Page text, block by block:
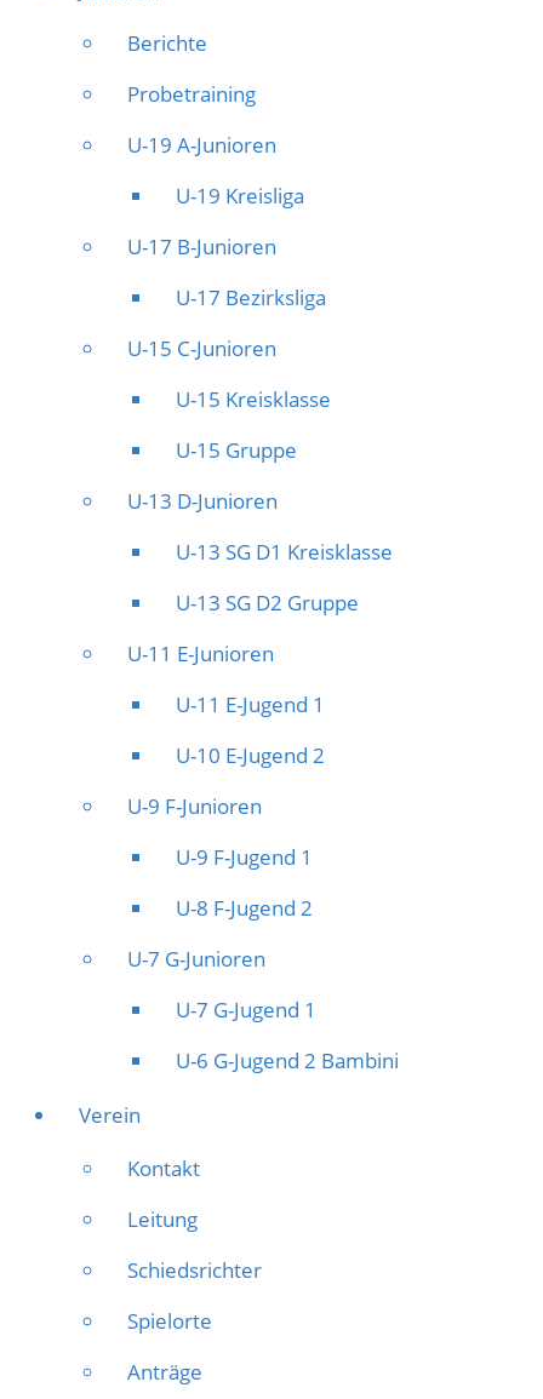
Berichte
Probetraining
U-19 A-Junioren
U-19 Kreisliga
U-17 B-Junioren
U-17 Bezirksliga
U-15 C-Junioren
U-15 Kreisklasse
U-15 Gruppe
U-13 D-Junioren
U-13 SG D1 Kreisklasse
U-13 SG D2 Gruppe
U-11 E-Junioren
U-11 E-Jugend 1
U-10 E-Jugend 2
U-9 F-Junioren
U-9 F-Jugend 1
U-8 F-Jugend 2
U-7 G-Junioren
U-7 G-Jugend 1
U-6 G-Jugend 2 Bambini
Verein
Kontakt
Leitung
Schiedsrichter
Spielorte
Anträge